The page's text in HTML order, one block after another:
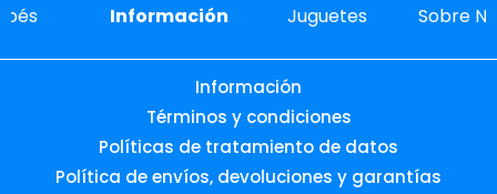
Información Juguetes Sobre
Información
Términos y condiciones
Políticas de tratamiento de datos
Política de envíos, devoluciones y garantías